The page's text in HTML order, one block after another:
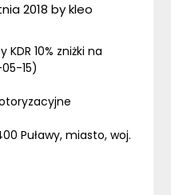
2018 bykleo
10% zniżki na
15)
Puławy, miasto, woj.